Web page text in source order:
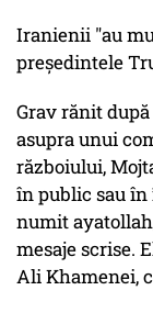
Iranienii "au
preşedintele
Grav rănit
asupra unui
războiului,
în public sau în
numit
mesaje scrise.
Ali Khamenei,